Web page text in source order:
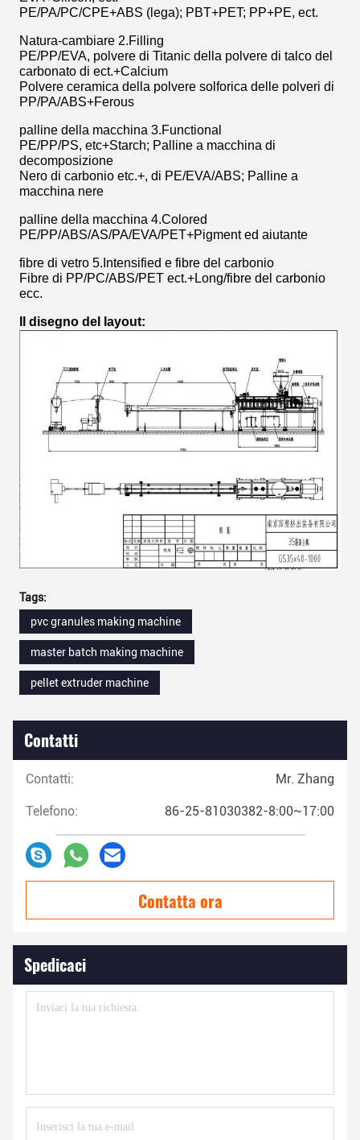
PE/PA/PC/CPE+ABS (lega); PBT+PET; PP+PE, ect.
Natura-cambiare 2.Filling
PE/PP/EVA, polvere di Titanic della polvere di talco del
carbonato di ect.+Calcium
Polvere ceramica della polvere solforica delle polveri di
PP/PA/ABS+Ferous
palline della macchina 3.Functional
PE/PP/PS, etc+Starch; Palline a macchina di
decomposizione
Nero di carbonio etc.+, di PE/EVA/ABS; Palline a
macchina nere
palline della macchina 4.Colored
PE/PP/ABS/AS/PA/EVA/PET+Pigment ed aiutante
fibre di vetro 5.Intensified e fibre del carbonio
Fibre di PP/PC/ABS/PET ect.+Long/fibre del carbonio
ecc.
Il disegno del layout:
Tags:
pvc granules making machine
master batch making machine
pellet extruder machine
Contatti
Contatti: Mr. Zhang
Telefono: 86-25-81030382-8:00~17:00
Contatta ora
Spedicaci